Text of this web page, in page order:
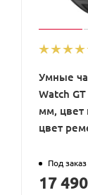
Умные
Watch
мм, цвет
цвет
Под заказ
17 490